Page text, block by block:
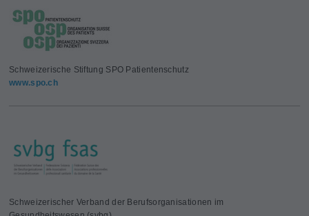
Schweizerische Stiftung SPO Patientenschutz
www.spo.ch
Schweizerischer Verband der Berufsorganisationen im